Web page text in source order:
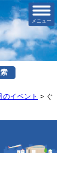
メニュー
のイベント > ぐ